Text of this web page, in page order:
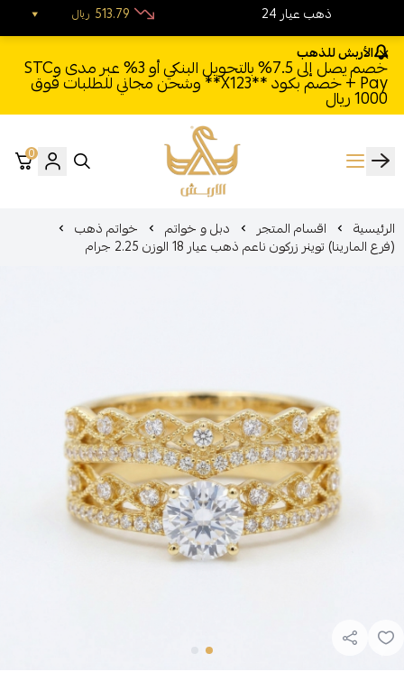
الأربش للذهب
خصم يصل إلى 7.5% بالتحويل البنكي أو 3% عبر مدى وSTC
Pay + خصم بكود **X123** وشحن مجاني للطلبات فوق
1000 ريال
الأربش للذهب
0
الرئيسية اقسام المتجر دبل و خواتم خواتم ذهب
(فرع المارينا) توينر زركون ناعم ذهب عيار 18 الوزن 2.25 جرام
24 ذهب عيار ريال 513.79